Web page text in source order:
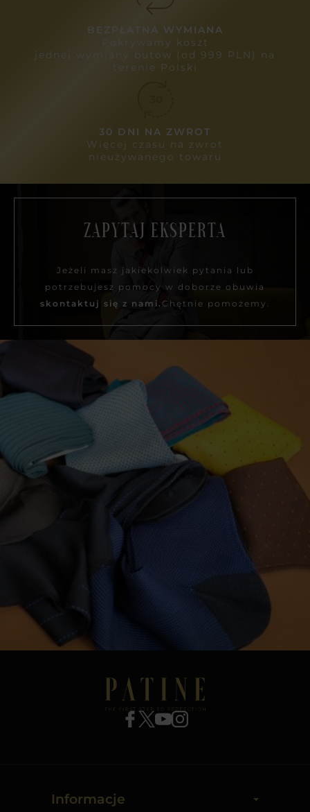
BEZPŁATNA WYMIANA
Pokrywamy koszt
jednej wymiany butów (od 999 PLN) na
terenie Polski
30 DNI NA ZWROT
Więcej czasu na zwrot
nieużywanego towaru
ZAPYTAJ EKSPERTA
Jeżeli masz jakiekolwiek pytania lub
potrzebujesz pomocy w doborze obuwia
skontaktuj się z nami. Chętnie pomożemy.
Informacje